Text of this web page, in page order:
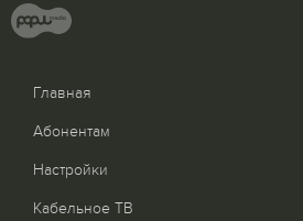
Главная
Абонентам
Настройки
Кабельное ТВ